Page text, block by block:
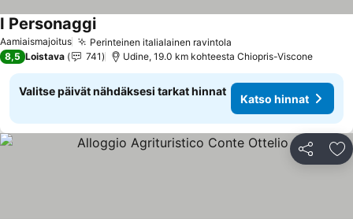
Aamiaismajoitus Perinteinen italialainen ravintola
I Personaggi
8,5 Loistava 741 Udine, 19.0 km kohteesta Chiopris-Viscone
Valitse päivät nähdäksesi tarkat hinnat
Katso hinnat
Jaa